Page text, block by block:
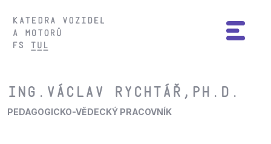
Ing.Václav Rychtář,Ph.D.
PEDAGOGICKO-VĚDECKÝ PRACOVNÍK